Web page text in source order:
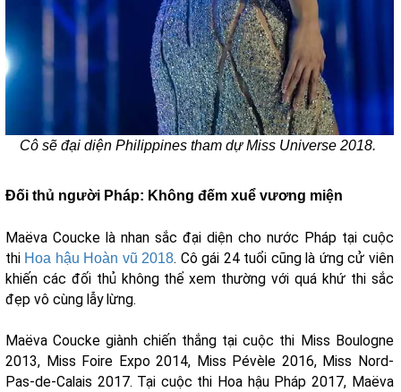
Cô sẽ đại diện Philippines tham dự Miss Universe 2018.
Đối thủ người Pháp: Không đếm xuể vương miện
Maëva Coucke là nhan sắc đại diện cho nước Pháp tại cuộc
thi Hoa hậu Hoàn vũ 2018. Cô gái 24 tuổi cũng là ứng cử viên
khiến các đối thủ không thể xem thường với quá khứ thi sắc
đẹp vô cùng lẫy lừng.
Maëva Coucke giành chiến thắng tại cuộc thi Miss Boulogne
2013, Miss Foire Expo 2014, Miss Pévèle 2016, Miss Nord-
Pas-de-Calais 2017. Tại cuộc thi Hoa hậu Pháp 2017, Maëva